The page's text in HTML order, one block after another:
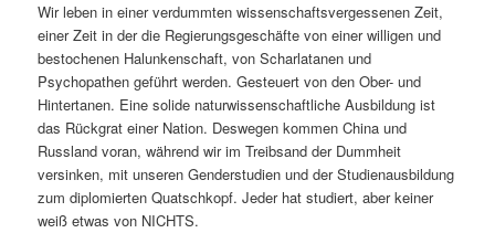
Wir leben in einer verdummten wissenschaftsvergessenen Zeit,
einer Zeit in der die Regierungsgeschäfte von einer willigen und
bestochenen Halunkenschaft, von Scharlatanen und
Psychopathen geführt werden. Gesteuert von den Ober- und
Hintertanen. Eine solide naturwissenschaftliche Ausbildung ist
das Rückgrat einer Nation. Deswegen kommen China und
Russland voran, während wir im Treibsand der Dummheit
versinken, mit unseren Genderstudien und der Studienausbildung
zum diplomierten Quatschkopf. Jeder hat studiert, aber keiner
weiß etwas von NICHTS.